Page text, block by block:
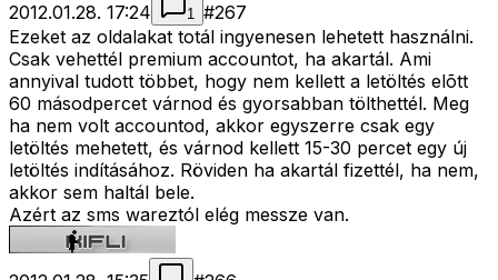
2012.01.28. 17:24
1 #267
Ezeket az oldalakat totál ingyenesen lehetett használni.
Csak vehettél premium accountot, ha akartál. Ami
annyival tudott többet, hogy nem kellett a letöltés elõtt
60 másodpercet várnod és gyorsabban tölthettél. Meg
ha nem volt accountod, akkor egyszerre csak egy
letöltés mehetett, és várnod kellett 15-30 percet egy új
letöltés indításához. Röviden ha akartál fizettél, ha nem,
akkor sem haltál bele.
Azért az sms wareztól elég messze van.